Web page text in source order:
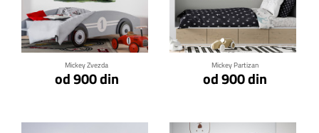
Mickey Zvezda
od 900 din
Klikni za detalje
Mickey Partizan
od 900 din
Klikni za detalje